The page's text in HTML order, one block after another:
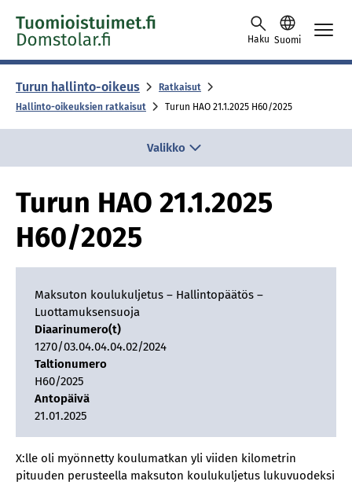
Skip to content -saavutettavuusohje
Haku Suomi
Turun hallinto-oikeus
Ratkaisut
Hallinto-oikeuksien ratkaisut
Tu­run HAO 21.1.2025 H60/​2025
Valikko
Tu­run HAO 21.1.2025
H60/​2025
Maksuton koulukuljetus – Hallintopäätös –
Luottamuksensuoja
Diaarinumero(t)
1270/03.04.04.04.02/2024
Taltionumero
H60/2025
Antopäivä
21.01.2025
X:lle oli myönnetty koulumatkan yli viiden kilometrin
pituuden perusteella maksuton koulukuljetus lukuvuodeksi